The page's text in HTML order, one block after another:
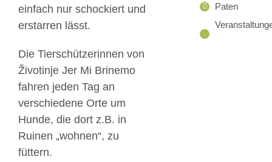
einfach nur schockiert und
erstarren lässt.
Die Tierschützerinnen von
Životinje Jer Mi Brinemo
fahren jeden Tag an
verschiedene Orte um
Hunde, die dort z.B. in
Ruinen „wohnen“, zu
füttern.
Paten